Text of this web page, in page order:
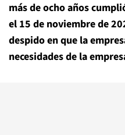
más de ocho años
el 15 de noviembre de
despido en que la
necesidades de la